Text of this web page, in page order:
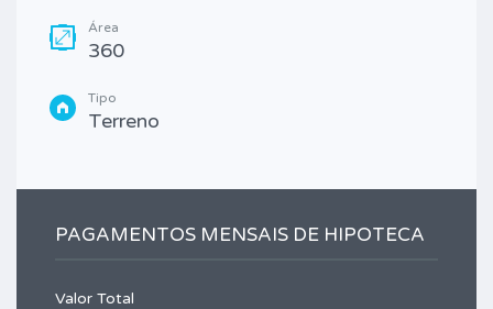
Área
360
Tipo
Terreno
PAGAMENTOS MENSAIS DE HIPOTECA
Valor Total